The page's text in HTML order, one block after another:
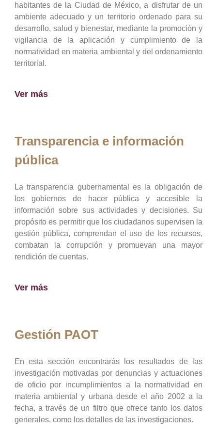
habitantes de la Ciudad de México, a disfrutar de un
ambiente adecuado y un territorio ordenado para su
desarrollo, salud y bienestar, mediante la promoción y
vigilancia de la aplicación y cumplimiento de la
normatividad en materia ambiental y del ordenamiento
territorial.
Ver más
Transparencia e información
pública
La transparencia gubernamental es la obligación de
los gobiernos de hacer pública y accesible la
información sobre sus actividades y decisiones. Su
propósito es permitir que los ciudadanos supervisen la
gestión pública, comprendan el uso de los recursos,
combatan la corrupción y promuevan una mayor
rendición de cuentas.
Ver más
Gestión PAOT
En esta sección encontrarás los resultados de las
investigación motivadas por denuncias y actuaciones
de oficio por incumplimientos a la normatividad en
materia ambiental y urbana desde el año 2002 a la
fecha, a través de un filtro que ofrece tanto los datos
generales, como los detalles de las investigaciones.